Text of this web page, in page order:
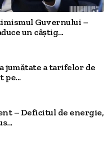
Guvernului –
un câștig...
jumătate a tarifelor de
pe...
– Deficitul de energie,